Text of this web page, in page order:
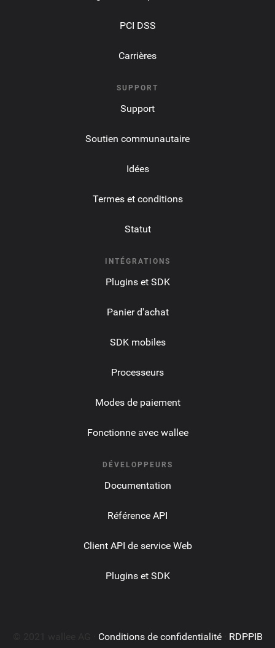
PCI DSS
Carrières
SUPPORT
Support
Soutien communautaire
Idées
Termes et conditions
Statut
INTÉGRATIONS
Plugins et SDK
Panier d'achat
SDK mobiles
Processeurs
Modes de paiement
Fonctionne avec wallee
DÉVELOPPEURS
Documentation
Référence API
Client API de service Web
Plugins et SDK
Conditions de confidentialité· RDPPIB